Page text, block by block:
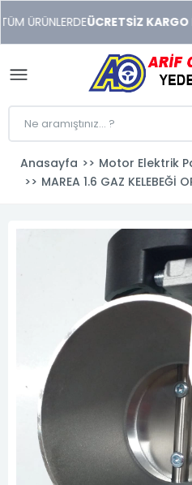
xonusu
veren
sitolar
ÜRÜNLERDEÜCRETSİZ KARGO
Anasayfa
Motor Elektrik
MAREA 1.6 GAZ KELEBEĞİ